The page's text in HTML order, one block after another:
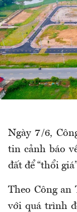
Ngày 7/6,
tin cảnh báo
đất để “thổi
Theo Công an
với quá trình